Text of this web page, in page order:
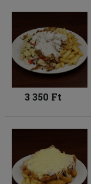
3 350 Ft